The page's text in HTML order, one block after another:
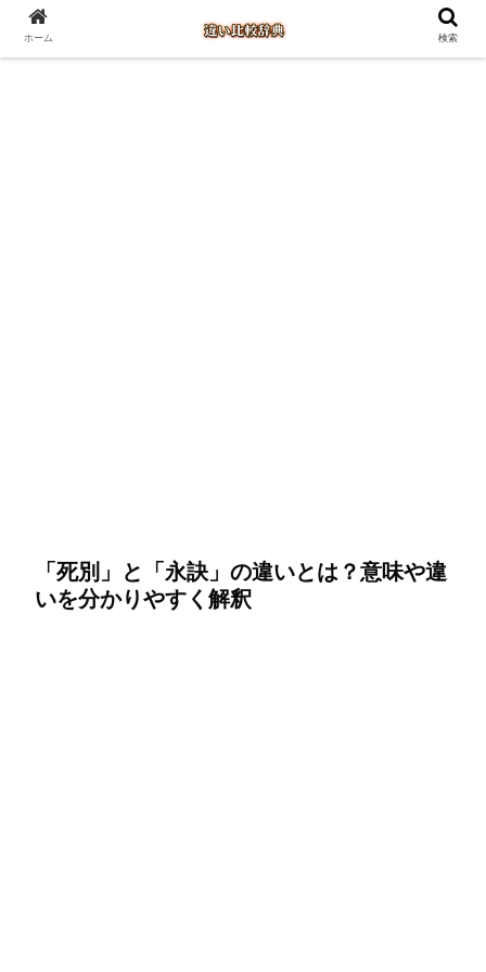
「死別」と「永訣」の違いとは？意味や違
いを分かりやすく解釈
ホーム 検索